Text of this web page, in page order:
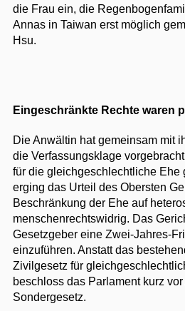
die Frau ein, die
Annas in Taiwan erst möglich
Hsu.
Eingeschränkte Rechte waren
Die Anwältin hat gemeinsam mit
die Verfassungsklage
für die gleichgeschlechtliche Ehe
erging das Urteil des Obersten
Beschränkung der Ehe auf
menschenrechtswidrig. Das
Gesetzgeber eine Zwei-Jahres-
einzuführen. Anstatt das
Zivilgesetz für
beschloss das Parlament kurz
Sondergesetz.